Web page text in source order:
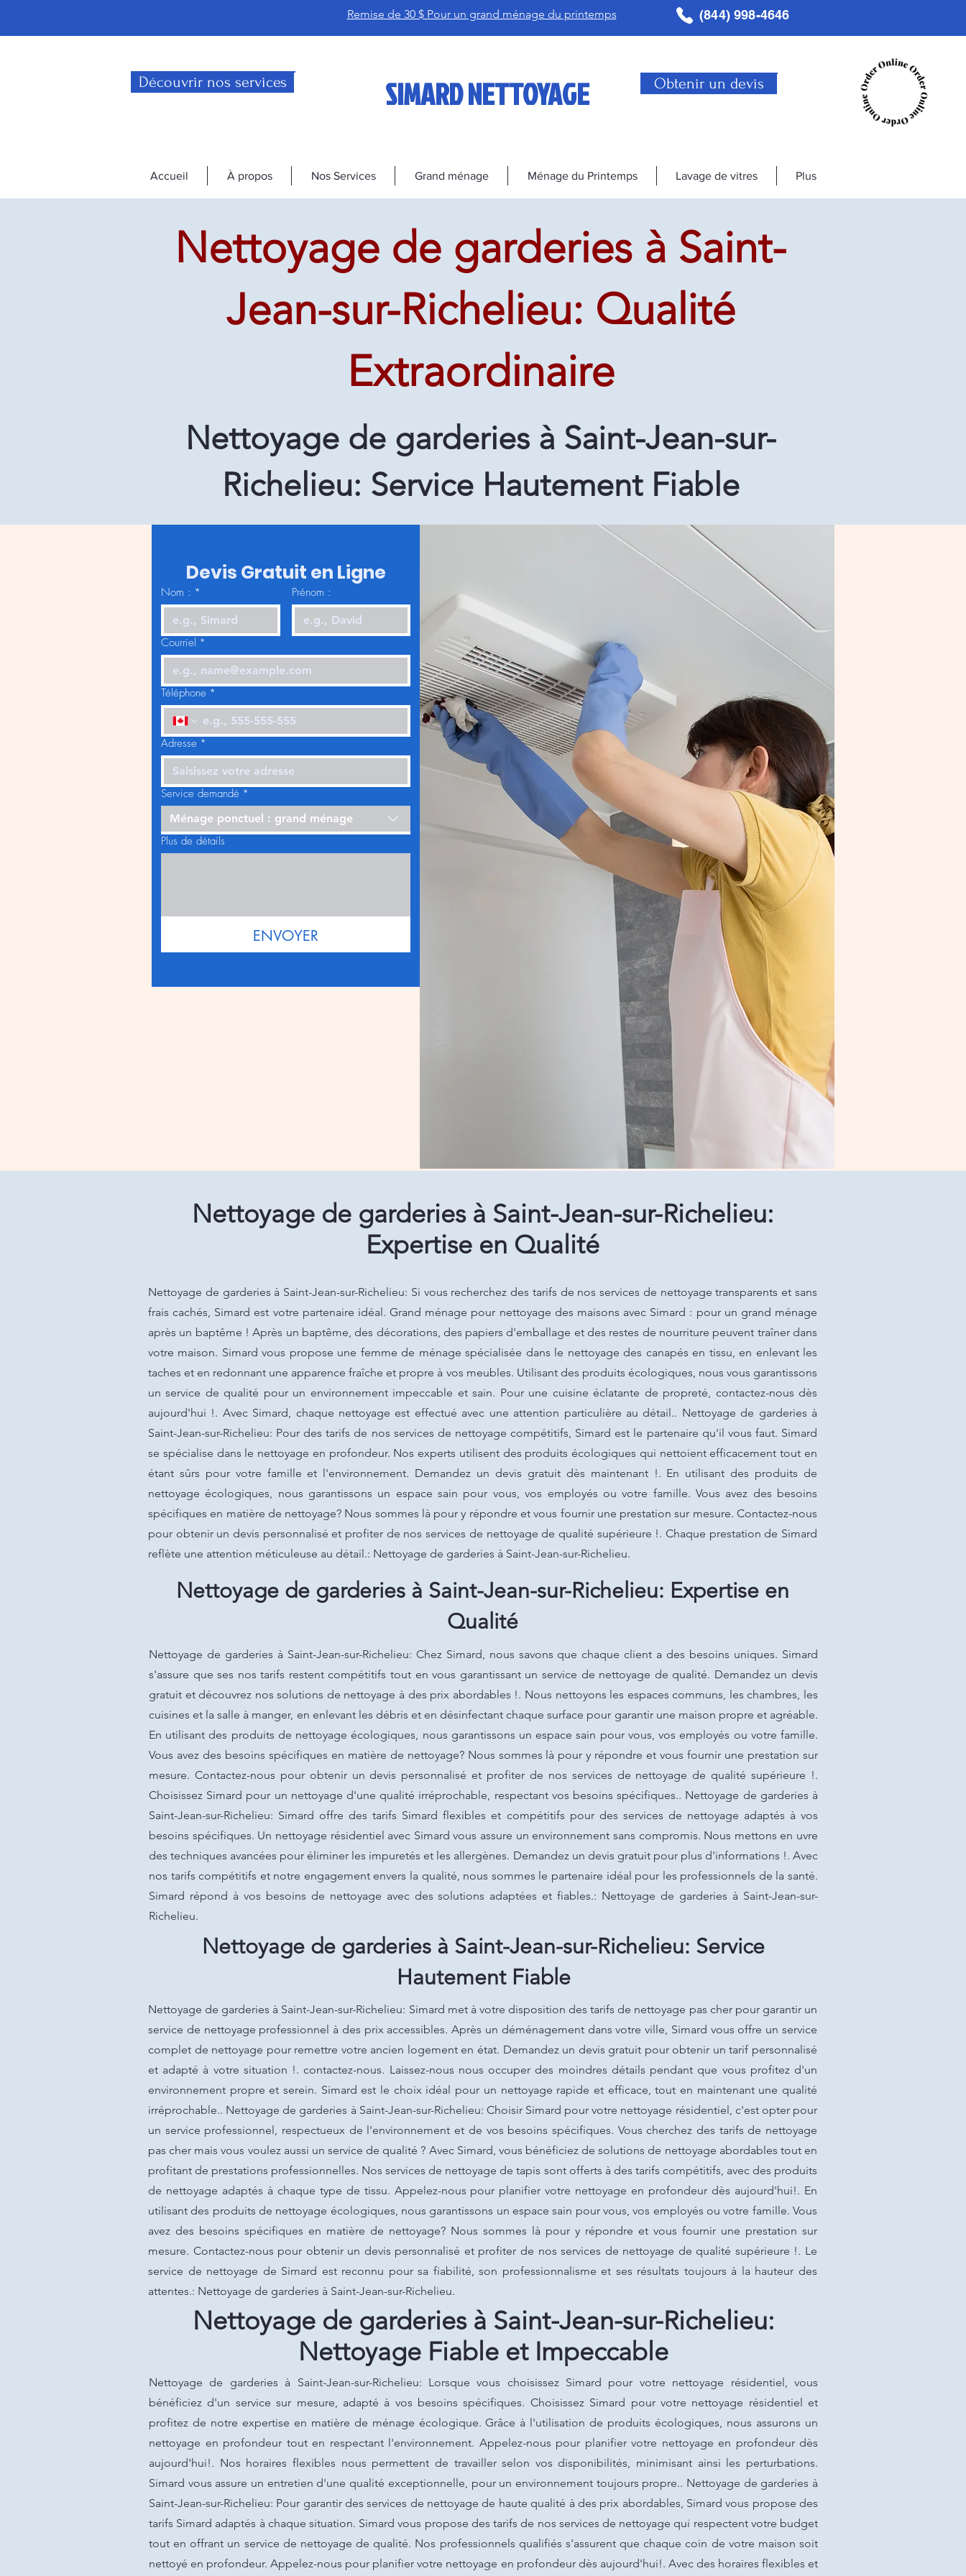
Remise de 30 $ Pour un grand ménage du printemps (844) 998-4646
Découvrir nos services SIMARD NETTOYAGE Obtenir un devis
Accueil À propos Nos Services Grand ménage Ménage du Printemps Lavage de vitres Plus
Nettoyage de garderies à Saint-
Jean-sur-Richelieu: Qualité
Extraordinaire
Nettoyage de garderies à Saint-Jean-sur-
Richelieu: Service Hautement Fiable
Devis Gratuit en Ligne
Nom : * Prénom :
Courriel *
Téléphone *
Adresse *
Service demandé *
Ménage ponctuel : grand ménage
Plus de détails
ENVOYER
Nettoyage de garderies à Saint-Jean-sur-Richelieu:
Expertise en Qualité
Nettoyage de garderies à Saint-Jean-sur-Richelieu: Si vous recherchez des tarifs de nos services de nettoyage transparents et sans
frais cachés, Simard est votre partenaire idéal. Grand ménage pour nettoyage des maisons avec Simard : pour un grand ménage
après un baptême ! Après un baptême, des décorations, des papiers d'emballage et des restes de nourriture peuvent traîner dans
votre maison. Simard vous propose une femme de ménage spécialisée dans le nettoyage des canapés en tissu, en enlevant les
taches et en redonnant une apparence fraîche et propre à vos meubles. Utilisant des produits écologiques, nous vous garantissons
un service de qualité pour un environnement impeccable et sain. Pour une cuisine éclatante de propreté, contactez-nous dès
aujourd'hui !. Avec Simard, chaque nettoyage est effectué avec une attention particulière au détail.. Nettoyage de garderies à
Saint-Jean-sur-Richelieu: Pour des tarifs de nos services de nettoyage compétitifs, Simard est le partenaire qu'il vous faut. Simard
se spécialise dans le nettoyage en profondeur. Nos experts utilisent des produits écologiques qui nettoient efficacement tout en
étant sûrs pour votre famille et l'environnement. Demandez un devis gratuit dès maintenant !. En utilisant des produits de
nettoyage écologiques, nous garantissons un espace sain pour vous, vos employés ou votre famille. Vous avez des besoins
spécifiques en matière de nettoyage? Nous sommes là pour y répondre et vous fournir une prestation sur mesure. Contactez-nous
pour obtenir un devis personnalisé et profiter de nos services de nettoyage de qualité supérieure !. Chaque prestation de Simard
reflète une attention méticuleuse au détail.: Nettoyage de garderies à Saint-Jean-sur-Richelieu.
Nettoyage de garderies à Saint-Jean-sur-Richelieu: Expertise en
Qualité
Nettoyage de garderies à Saint-Jean-sur-Richelieu: Chez Simard, nous savons que chaque client a des besoins uniques. Simard
s'assure que ses nos tarifs restent compétitifs tout en vous garantissant un service de nettoyage de qualité. Demandez un devis
gratuit et découvrez nos solutions de nettoyage à des prix abordables !. Nous nettoyons les espaces communs, les chambres, les
cuisines et la salle à manger, en enlevant les débris et en désinfectant chaque surface pour garantir une maison propre et agréable.
En utilisant des produits de nettoyage écologiques, nous garantissons un espace sain pour vous, vos employés ou votre famille.
Vous avez des besoins spécifiques en matière de nettoyage? Nous sommes là pour y répondre et vous fournir une prestation sur
mesure. Contactez-nous pour obtenir un devis personnalisé et profiter de nos services de nettoyage de qualité supérieure !.
Choisissez Simard pour un nettoyage d'une qualité irréprochable, respectant vos besoins spécifiques.. Nettoyage de garderies à
Saint-Jean-sur-Richelieu: Simard offre des tarifs Simard flexibles et compétitifs pour des services de nettoyage adaptés à vos
besoins spécifiques. Un nettoyage résidentiel avec Simard vous assure un environnement sans compromis. Nous mettons en uvre
des techniques avancées pour éliminer les impuretés et les allergènes. Demandez un devis gratuit pour plus d'informations !. Avec
nos tarifs compétitifs et notre engagement envers la qualité, nous sommes le partenaire idéal pour les professionnels de la santé.
Simard répond à vos besoins de nettoyage avec des solutions adaptées et fiables.: Nettoyage de garderies à Saint-Jean-sur-
Richelieu.
Nettoyage de garderies à Saint-Jean-sur-Richelieu: Service
Hautement Fiable
Nettoyage de garderies à Saint-Jean-sur-Richelieu: Simard met à votre disposition des tarifs de nettoyage pas cher pour garantir un
service de nettoyage professionnel à des prix accessibles. Après un déménagement dans votre ville, Simard vous offre un service
complet de nettoyage pour remettre votre ancien logement en état. Demandez un devis gratuit pour obtenir un tarif personnalisé
et adapté à votre situation !. contactez-nous. Laissez-nous nous occuper des moindres détails pendant que vous profitez d'un
environnement propre et serein. Simard est le choix idéal pour un nettoyage rapide et efficace, tout en maintenant une qualité
irréprochable.. Nettoyage de garderies à Saint-Jean-sur-Richelieu: Choisir Simard pour votre nettoyage résidentiel, c'est opter pour
un service professionnel, respectueux de l'environnement et de vos besoins spécifiques. Vous cherchez des tarifs de nettoyage
pas cher mais vous voulez aussi un service de qualité ? Avec Simard, vous bénéficiez de solutions de nettoyage abordables tout en
profitant de prestations professionnelles. Nos services de nettoyage de tapis sont offerts à des tarifs compétitifs, avec des produits
de nettoyage adaptés à chaque type de tissu. Appelez-nous pour planifier votre nettoyage en profondeur dès aujourd'hui!. En
utilisant des produits de nettoyage écologiques, nous garantissons un espace sain pour vous, vos employés ou votre famille. Vous
avez des besoins spécifiques en matière de nettoyage? Nous sommes là pour y répondre et vous fournir une prestation sur
mesure. Contactez-nous pour obtenir un devis personnalisé et profiter de nos services de nettoyage de qualité supérieure !. Le
service de nettoyage de Simard est reconnu pour sa fiabilité, son professionnalisme et ses résultats toujours à la hauteur des
attentes.: Nettoyage de garderies à Saint-Jean-sur-Richelieu.
Nettoyage de garderies à Saint-Jean-sur-Richelieu:
Nettoyage Fiable et Impeccable
Nettoyage de garderies à Saint-Jean-sur-Richelieu: Lorsque vous choisissez Simard pour votre nettoyage résidentiel, vous
bénéficiez d'un service sur mesure, adapté à vos besoins spécifiques. Choisissez Simard pour votre nettoyage résidentiel et
profitez de notre expertise en matière de ménage écologique. Grâce à l'utilisation de produits écologiques, nous assurons un
nettoyage en profondeur tout en respectant l'environnement. Appelez-nous pour planifier votre nettoyage en profondeur dès
aujourd'hui!. Nos horaires flexibles nous permettent de travailler selon vos disponibilités, minimisant ainsi les perturbations.
Simard vous assure un entretien d'une qualité exceptionnelle, pour un environnement toujours propre.. Nettoyage de garderies à
Saint-Jean-sur-Richelieu: Pour garantir des services de nettoyage de haute qualité à des prix abordables, Simard vous propose des
tarifs Simard adaptés à chaque situation. Simard vous propose des tarifs de nos services de nettoyage qui respectent votre budget
tout en offrant un service de nettoyage de qualité. Nos professionnels qualifiés s'assurent que chaque coin de votre maison soit
nettoyé en profondeur. Appelez-nous pour planifier votre nettoyage en profondeur dès aujourd'hui!. Avec des horaires flexibles et